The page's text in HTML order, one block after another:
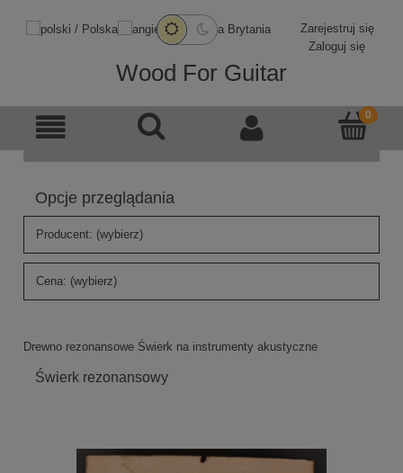
Zarejestruj się
Zaloguj się
Wood For Guitar
Opcje przeglądania
Producent: (wybierz)
Cena: (wybierz)
Drewno rezonansowe Świerk na instrumenty akustyczne
Świerk rezonansowy